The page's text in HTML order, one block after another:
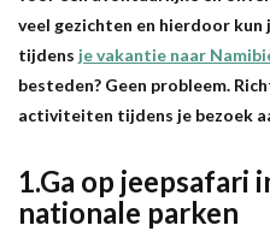
veel gezichten en hierdoor kun
tijdens je vakantie naar
besteden? Geen probleem.
activiteiten tijdens je bezoek
1.Ga op jeepsafari
nationale parken